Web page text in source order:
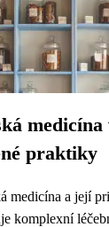
medicína
praktiky
medicína a její
komplexní